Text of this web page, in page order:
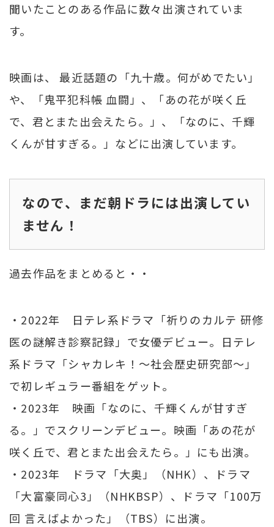
聞いたことのある作品に数々出演されていま
す。
映画は、 最近話題の「九十歳。何がめでたい」
や、「鬼平犯科帳 血闘」、「あの花が咲く丘
で、君とまた出会えたら。」、「なのに、千輝
くんが甘すぎる。」などに出演しています。
なので、まだ朝ドラには出演してい
ません！
過去作品をまとめると・・
・2022年 日テレ系ドラマ「祈りのカルテ 研修
医の謎解き診察記録」で女優デビュー。日テレ
系ドラマ「シャカレキ！～社会歴史研究部～」
で初レギュラー番組をゲット。
・2023年 映画「なのに、千輝くんが甘すぎ
る。」でスクリーンデビュー。映画「あの花が
咲く丘で、君とまた出会えたら。」にも出演。
・2023年 ドラマ「大奥」（NHK）、ドラマ
「大富豪同心3」（NHKBSP）、ドラマ「100万
回 言えばよかった」（TBS）に出演。